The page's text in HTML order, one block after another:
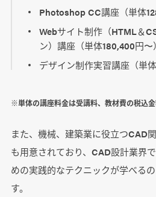
Photoshop CC講座（単体
Webサイト制作（HTML＆
ン）講座（単体180,400円〜）
デザイン制作実習講座（単体
※単体の講座料金は受講料、教材費の税込金
また、機械、建築業に役立つCAD
も用意されており、CAD設計業界
めの実践的なテクニックが学べる
す。